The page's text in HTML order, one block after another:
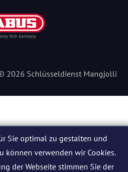
2026 Schlüsseldienst Mangjolli
Sie optimal zu gestalten und
können verwenden wir Cookies.
der Webseite stimmen Sie der